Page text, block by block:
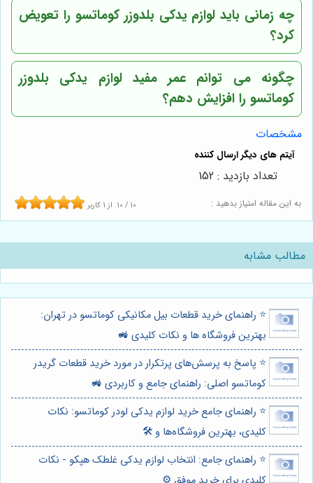
چه زمانی باید لوازم یدکی بلدوزر کوماتسو را تعویض
کرد؟
چگونه می توانم عمر مفید لوازم یدکی بلدوزر
کوماتسو را افزایش دهم؟
مشخصات
به این مقاله امتیاز بدهید : 10 / 10 از 1 کاربر
تعداد بازدید : 152
مطالب مشابه
⭐️ راهنمای خرید قطعات بیل مکانیکی کوماتسو در تهران:
بهترین فروشگاه ها و نکات کلیدی 🚜
⭐️ پاسخ به پرسش‌های پرتکرار در مورد خرید قطعات گریدر
کوماتسو اصلی: راهنمای جامع و کاربردی 🚜
⭐️ راهنمای جامع خرید لوازم یدکی لودر کوماتسو: نکات
کلیدی، بهترین فروشگاه‌ها و 🛠️
⭐️ راهنمای جامع: انتخاب لوازم یدکی غلطک هپکو - نکات